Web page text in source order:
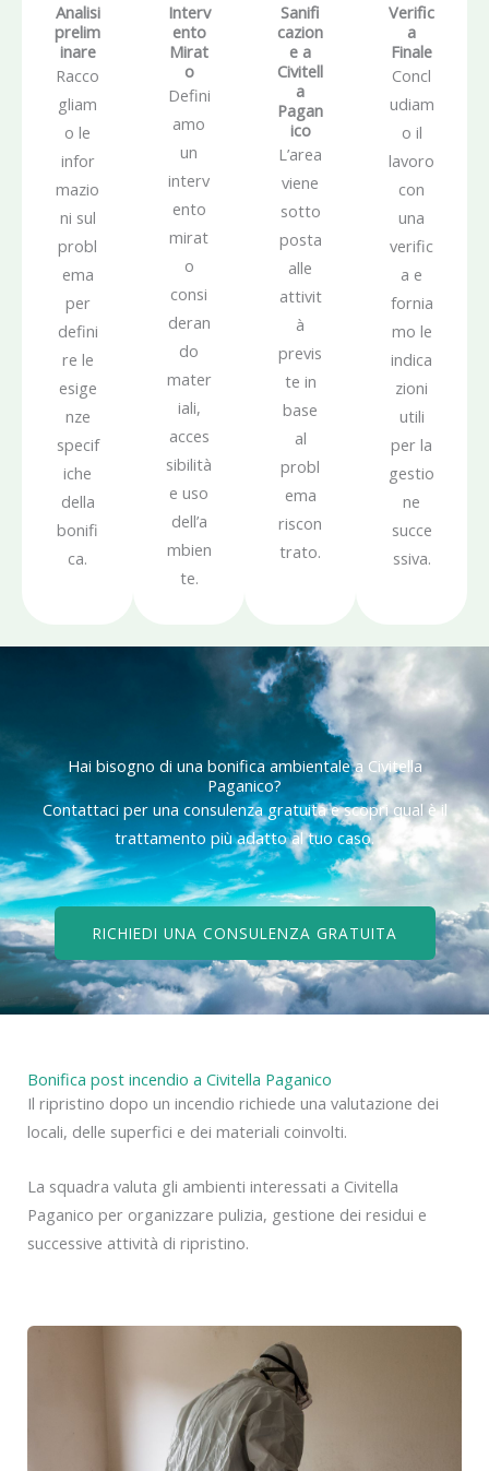
Analisi
prelim
inare
Racco
gliam
o le
infor
mazio
ni sul
probl
ema
per
defini
re le
esige
nze
specif
iche
della
bonifi
ca.
Interv
ento
Mirat
o
Defini
amo
un
interv
ento
mirat
o
consi
deran
do
mater
iali,
acces
sibilità
e uso
dell’a
mbien
te.
Sanifi
cazion
e a
Civitell
a
Pagan
ico
L’area
viene
sotto
posta
alle
attivit
à
previs
te in
base
al
probl
ema
riscon
trato.
Verific
a
Finale
Concl
udiam
o il
lavoro
con
una
verific
a e
fornia
mo le
indica
zioni
utili
per la
gestio
ne
succe
ssiva.
Hai bisogno di una bonifica ambientale a Civitella
Paganico?
Contattaci per una consulenza gratuita e scopri qual è il
trattamento più adatto al tuo caso.
RICHIEDI UNA CONSULENZA GRATUITA
Bonifica post incendio a Civitella Paganico
Il ripristino dopo un incendio richiede una valutazione dei
locali, delle superfici e dei materiali coinvolti.
La squadra valuta gli ambienti interessati a Civitella
Paganico per organizzare pulizia, gestione dei residui e
successive attività di ripristino.